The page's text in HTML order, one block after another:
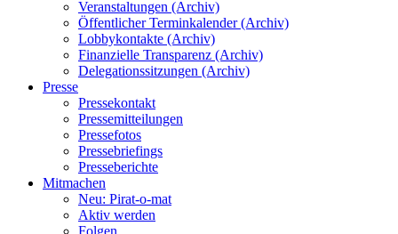
Veranstaltungen (Archiv)
Öffentlicher Terminkalender (Archiv)
Lobbykontakte (Archiv)
Finanzielle Transparenz (Archiv)
Delegationssitzungen (Archiv)
Presse
Pressekontakt
Pressemitteilungen
Pressefotos
Pressebriefings
Presseberichte
Mitmachen
Neu: Pirat-o-mat
Aktiv werden
Folgen